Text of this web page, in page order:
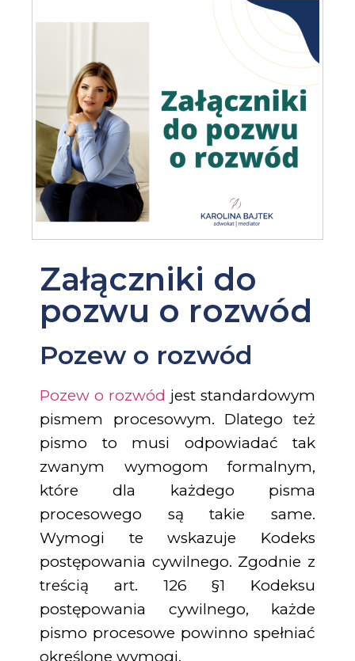
Załączniki do
pozwu o rozwód
Pozew o rozwód
Pozew o rozwód jest standardowym
pismem procesowym. Dlatego też
pismo to musi odpowiadać tak
zwanym wymogom formalnym,
które dla każdego pisma
procesowego są takie same.
Wymogi te wskazuje Kodeks
postępowania cywilnego. Zgodnie z
treścią art. 126 §1 Kodeksu
postępowania cywilnego, każde
pismo procesowe powinno spełniać
określone wymogi.